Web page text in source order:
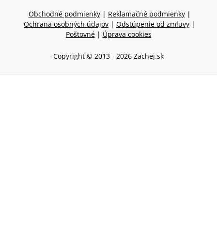
Obchodné podmienky | Reklamačné podmienky |
Ochrana osobných údajov | Odstúpenie od zmluvy |
Poštovné | Úprava cookies
Copyright © 2013 - 2026 Zachej.sk